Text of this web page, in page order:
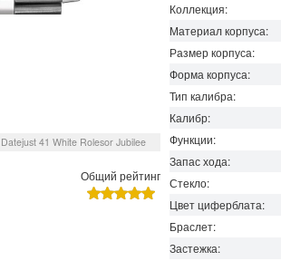
Datejust 41 White Rolesor Jubilee
Общий рейтинг
Коллекция:
Материал корпуса:
Размер корпуса:
Форма корпуса:
Тип калибра:
Калибр:
Функции:
Запас хода:
Стекло:
Цвет циферблата:
Браслет:
Застежка: